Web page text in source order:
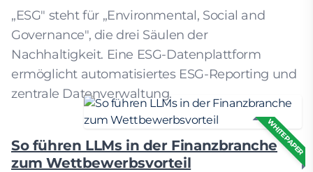
„ESG" steht für „Environmental, Social and
Governance", die drei Säulen der
Nachhaltigkeit. Eine ESG-Datenplattform
ermöglicht automatisiertes ESG-Reporting und
zentrale Datenverwaltung.
WHITEPAPER
So führen LLMs in der Finanzbranche
zum Wettbewerbsvorteil